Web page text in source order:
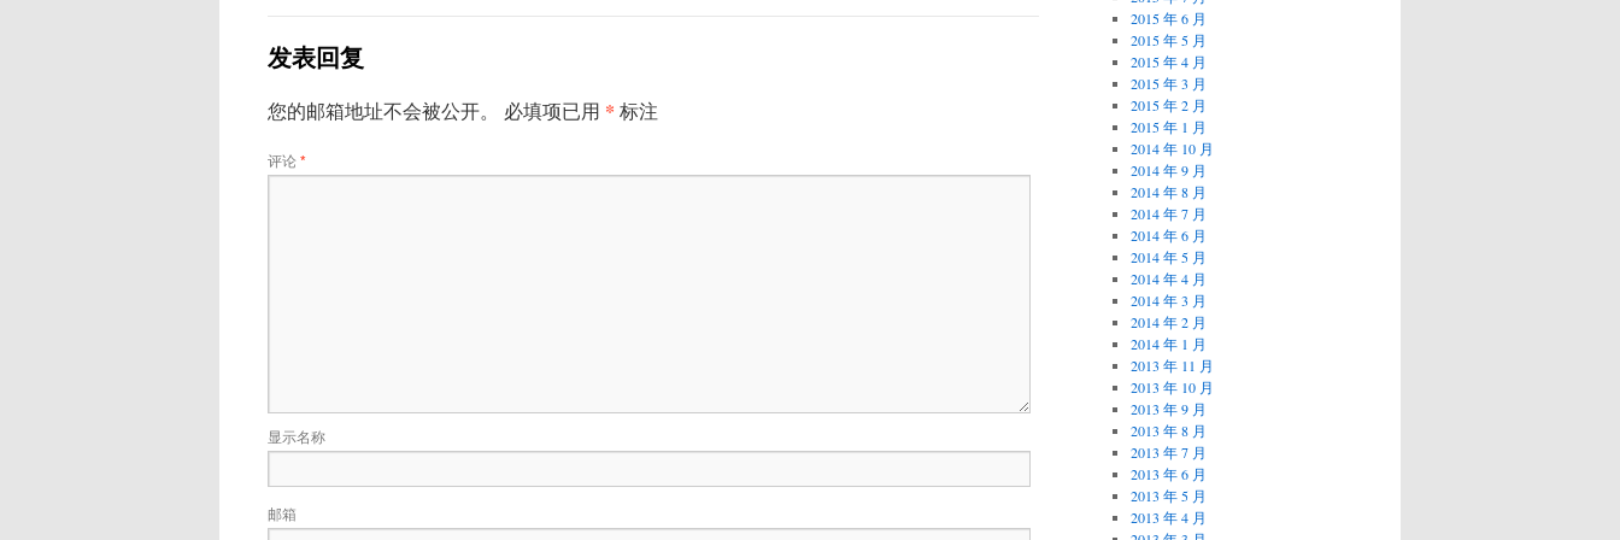
发表回复
您的邮箱地址不会被公开。 必填项已用 * 标注
评论*
显示名称
邮箱
2015 年 6 月
2015 年 5 月
2015 年 4 月
2015 年 3 月
2015 年 2 月
2015 年 1 月
2014 年 10 月
2014 年 9 月
2014 年 8 月
2014 年 7 月
2014 年 6 月
2014 年 5 月
2014 年 4 月
2014 年 3 月
2014 年 2 月
2014 年 1 月
2013 年 11 月
2013 年 10 月
2013 年 9 月
2013 年 8 月
2013 年 7 月
2013 年 6 月
2013 年 5 月
2013 年 4 月